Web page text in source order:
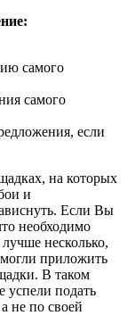
самого
самого
если
на которых
и
Если Вы
необходимо
несколько,
приложить
В таком
успели подать
не по своей